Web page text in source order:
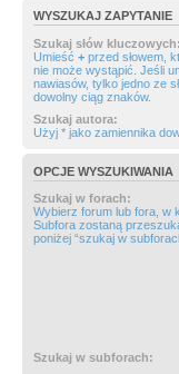
WYSZUKAJ ZAPYTANIE
Szukaj słów kluczowych:
Umieść + przed słowem,
nie może wystąpić. Jeśli
nawiasów, tylko jedno ze
dowolny ciąg znaków.
Szukaj autora:
Użyj * jako zamiennika
OPCJE WYSZUKIWANIA
Szukaj w forach:
Wybierz forum lub fora, w
Subfora zostaną
poniżej “szukaj w
Szukaj w subforach: